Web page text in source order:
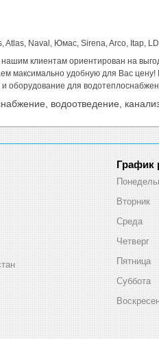
Atlas, Naval, Юмас, Sirena, Arco, Itap,
клиентам ориентирован на
максимально удобную для Вас цену!
оборудование для
водоотведение,
График
Вторник
Среда
Четверг
Пятница
Суббота